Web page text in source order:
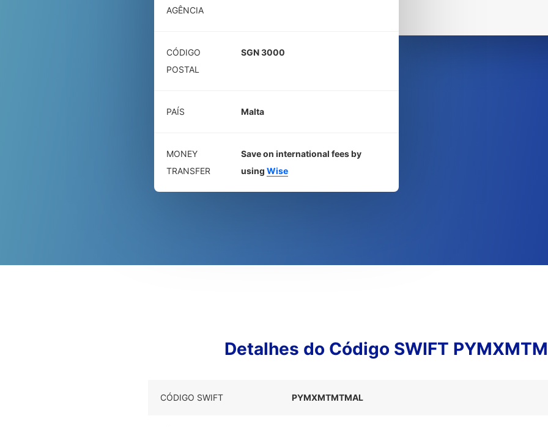
AGÊNCIA
CÓDIGO
POSTAL
SGN 3000
PAÍS Malta
MONEY
TRANSFER
Save on international fees by
using Wise
Detalhes do Código SWIFT
CÓDIGO SWIFT PYMXMTMTMAL